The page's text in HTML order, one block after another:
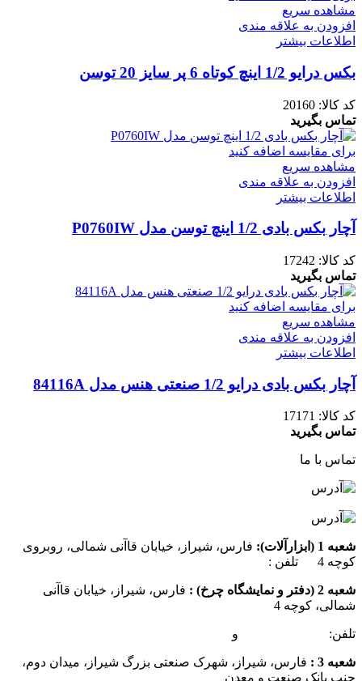
مشاهده سریع
افزودن به علاقه مندی
اطلاعات بیشتر
بکس درایو 1/2 اینچ کوتاه 6 پر سایز 20 توسن
کد کالا: 20160
تماس بگیرید
برای مقایسه اضافه کنید
مشاهده سریع
افزودن به علاقه مندی
اطلاعات بیشتر
آچار بکس بادی 1/2 اینچ توسن مدل P0760IW
کد کالا: 17242
تماس بگیرید
برای مقایسه اضافه کنید
مشاهده سریع
افزودن به علاقه مندی
اطلاعات بیشتر
آچار بکس بادی درایو 1/2 صنعتی هنس مدل 84116A
کد کالا: 17171
تماس بگیرید
تماس با ما
شعبه 1 (ابزارآلات):
فارس، شیراز، خیابان قاآنی شمالی، روبروی
کوچه 4 تلفن :
شعبه 2 (دفتر و نمایشگاه چرخ) :
فارس، شیراز، خیابان قاآنی
شمالی، کوچه 4
تلفن: و
شعبه 3 :
فارس، شیراز، شهرک صنعتی بزرگ شیراز، میدان دوم،
جنب بانک صنعت و معدن